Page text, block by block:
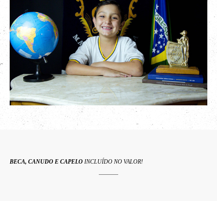
BECA, CANUDO E CAPELO INCLUÍDO NO VALOR!